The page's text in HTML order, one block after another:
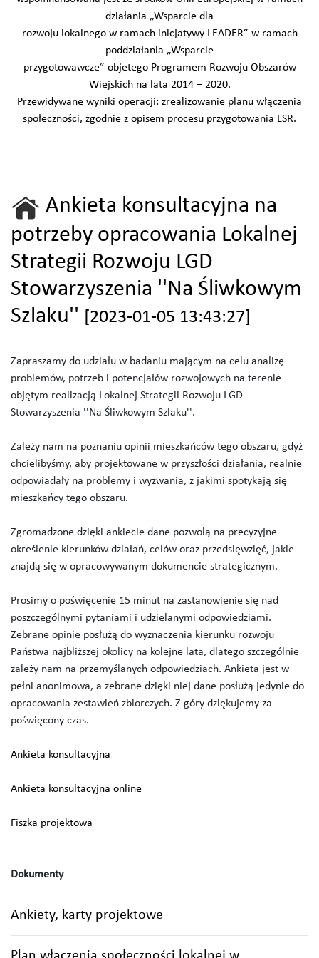
działania „Wsparcie dla
rozwoju lokalnego w ramach inicjatywy LEADER” w ramach
poddziałania „Wsparcie
przygotowawcze” objetego Programem Rozwoju Obszarów
Wiejskich na lata 2014 – 2020.
Przewidywane wyniki operacji: zrealizowanie planu włączenia
społeczności, zgodnie z opisem procesu przygotowania LSR.
Ankieta konsultacyjna na
potrzeby opracowania Lokalnej
Strategii Rozwoju LGD
Stowarzyszenia ''Na Śliwkowym
Szlaku''
[2023-01-05 13:43:27]
Zapraszamy do udziału w badaniu mającym na celu analizę
problemów, potrzeb i potencjałów rozwojowych na terenie
objętym realizacją Lokalnej Strategii Rozwoju LGD
Stowarzyszenia ''Na Śliwkowym Szlaku''.
Zależy nam na poznaniu opinii mieszkańców tego obszaru, gdyż
chcielibyśmy, aby projektowane w przyszłości działania, realnie
odpowiadały na problemy i wyzwania, z jakimi spotykają się
mieszkańcy tego obszaru.
Zgromadzone dzięki ankiecie dane pozwolą na precyzyjne
określenie kierunków działań, celów oraz przedsięwzięć, jakie
znajdą się w opracowywanym dokumencie strategicznym.
Prosimy o poświęcenie 15 minut na zastanowienie się nad
poszczególnymi pytaniami i udzielanymi odpowiedziami.
Zebrane opinie posłużą do wyznaczenia kierunku rozwoju
Państwa najbliższej okolicy na kolejne lata, dlatego szczególnie
zależy nam na przemyślanych odpowiedziach. Ankieta jest w
pełni anonimowa, a zebrane dzięki niej dane posłużą jedynie do
opracowania zestawień zbiorczych. Z góry dziękujemy za
poświęcony czas.
Ankieta konsultacyjna
Ankieta konsultacyjna online
Fiszka projektowa
Dokumenty
Ankiety, karty projektowe